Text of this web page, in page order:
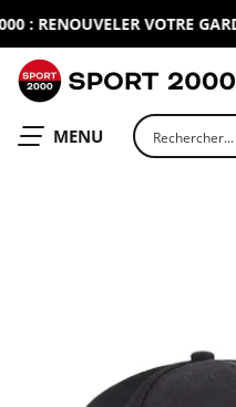
: RENOUVELER VOTRE
OUVRIR LE
MENU Rechercher